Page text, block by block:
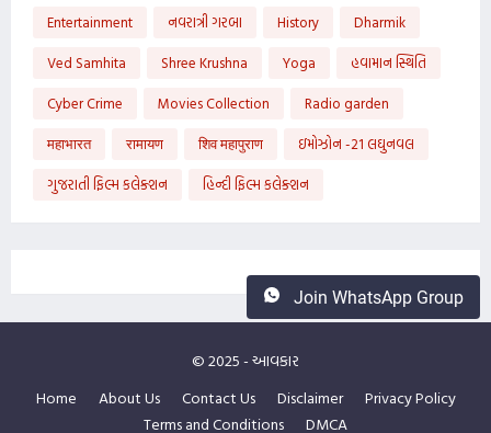
Entertainment
નવરાત્રી ગરબા History
Dharmik
Ved Samhita
Shree Krushna Yoga
હવામાન સ્થિતિ
Cyber Crime
Movies Collection
Radio garden
महाभारत
रामायण शिव महापुराण
ઇમોઝોન -21 લઘુનવલ
ગુજરાતી ફિલ્મ કલેક્શન
હિન્દી ફિલ્મ કલેક્શન
Join WhatsApp Group
© 2025 -આવકાર
Home
About Us Contact Us Disclaimer
Privacy Policy
Terms and Conditions
DMCA